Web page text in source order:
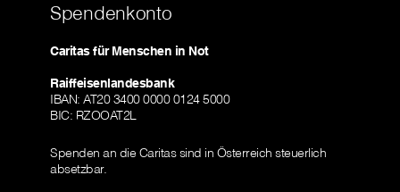
Spendenkonto
Caritas für Menschen in Not
Raiffeisenlandesbank
IBAN: AT20 3400 0000 0124 5000
BIC: RZOOAT2L
Spenden an die Caritas sind in Österreich steuerlich
absetzbar.